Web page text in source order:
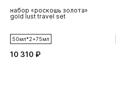
набор «роскошь золота»
gold lust travel set
50мл*2+75мл
10 310 ₽